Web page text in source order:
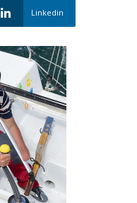
Linkedin